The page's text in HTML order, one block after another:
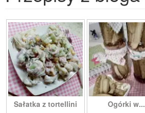
Sałatka z tortellini Ogórki w...